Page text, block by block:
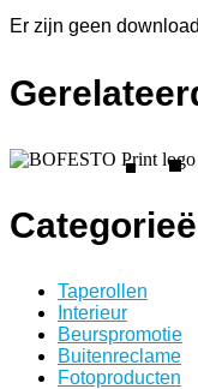
Er zijn geen
Taperollen
Interieur
Beurspromotie
Buitenreclame
Fotoproducten